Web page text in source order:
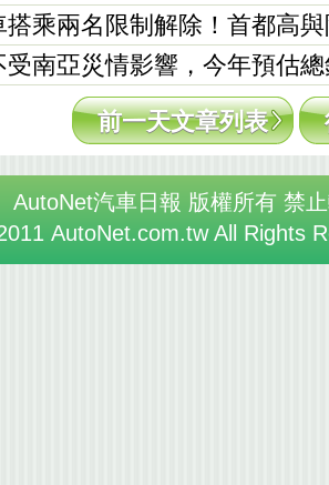
搭乘兩名限制解除！首都高
受南亞災情影響，今年預估
前一天文章列表
AutoNet汽車日報 版權所有 禁
AutoNet.com.tw All Rights